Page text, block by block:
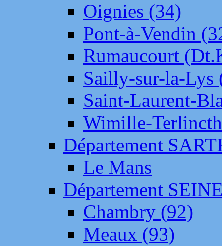
Oignies (34)
Pont-à-Vendin
Rumaucourt
Sailly-sur-la-Lys
Saint-Laurent-
Wimille-
Département
Le Mans
Département
Chambry (92)
Meaux (93)